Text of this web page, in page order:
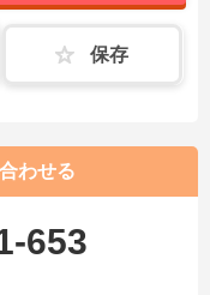
保存
わせる
653